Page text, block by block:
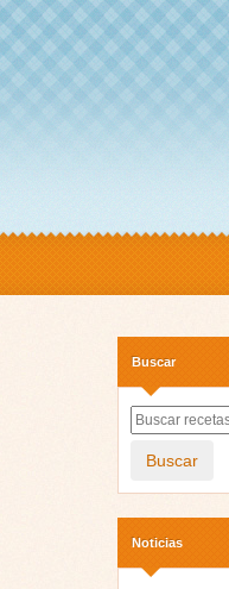
Buscar
Buscar
Noticias